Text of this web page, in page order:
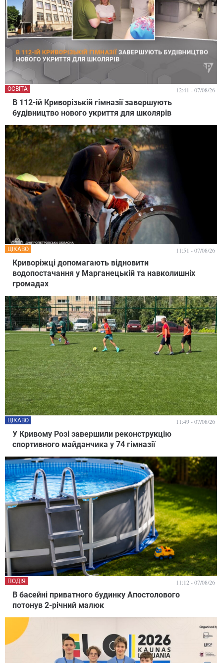
В 112-ій Криворізькій гімназії завершують
будівництво нового укриття для школярів
ОСВІТА 12:41 - 07/08/26
Криворіжці допомагають відновити
водопостачання у Марганецькій та навколишніх
громадах
ЦІКАВО 11:51 - 07/08/26
У Кривому Розі завершили реконструкцію
спортивного майданчика у 74 гімназії
ЦІКАВО 11:49 - 07/08/26
В басейні приватного будинку Апостолового
потонув 2-річний малюк
ПОДІЯ 11:12 - 07/08/26